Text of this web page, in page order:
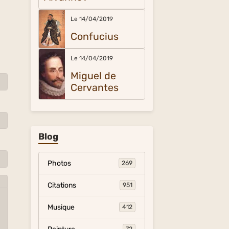
Le 14/04/2019
Confucius
Le 14/04/2019
Miguel de
Cervantes
Blog
Photos 269
Citations 951
Musique 412